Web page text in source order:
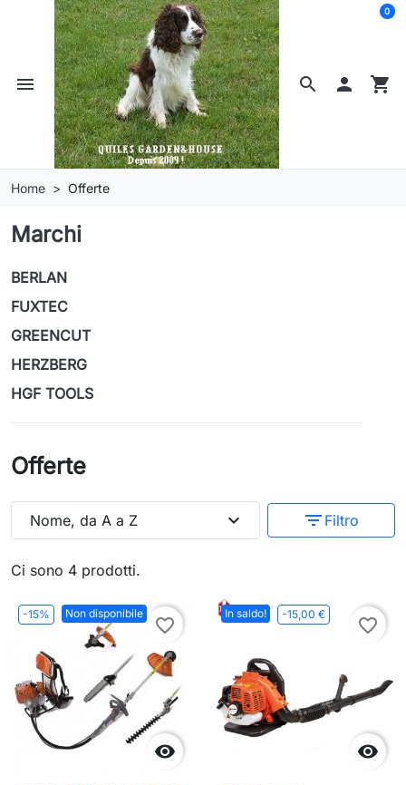
search
menu  shopping_cart
0
Home Offerte
Marchi
BERLAN
FUXTEC
GREENCUT
HERZBERG
HGF TOOLS
Offerte
Ci sono 4 prodotti.
Nome, da A a Z expand_more filter_list Filtro
-15% Non disponibile

favorite_border
In saldo! -15,00 €

favorite_border